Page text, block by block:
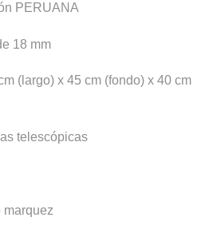
S/369.00.
PERUANA
18 mm
(largo) x 45 cm (fondo) x 40 cm
telescópicas